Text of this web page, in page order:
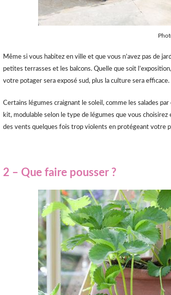
Même si vous habitez en ville et que vous n’avez pas de
petites terrasses et les balcons. Quelle que soit
votre potager sera exposé sud, plus la culture sera efficace.
Certains légumes craignant le soleil, comme les salades
kit, modulable selon le type de légumes que vous
des vents quelques fois trop violents en protégeant votre
2 – Que faire pousser ?